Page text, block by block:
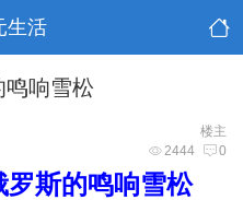
生活
鸣响雪松
楼主
2444 0
罗斯的鸣响雪松